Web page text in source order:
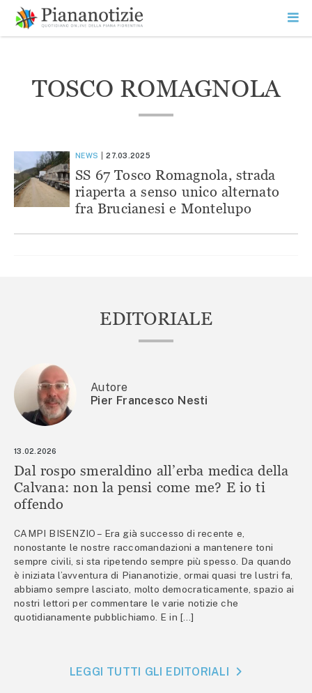
contenuto
SEARCH
TOSCO ROMAGNOLA
NEWS 27.03.2025
SS 67 Tosco Romagnola, strada
riaperta a senso unico alternato
fra Brucianesi e Montelupo
EDITORIALE
Autore
Pier Francesco Nesti
13.02.2026
Dal rospo smeraldino all’erba medica della
Calvana: non la pensi come me? E io ti
offendo
CAMPI BISENZIO – Era già successo di recente e,
nonostante le nostre raccomandazioni a mantenere toni
sempre civili, si sta ripetendo sempre più spesso. Da quando
è iniziata l’avventura di Piananotizie, ormai quasi tre lustri fa,
abbiamo sempre lasciato, molto democraticamente, spazio ai
nostri lettori per commentare le varie notizie che
quotidianamente pubblichiamo. E in […]
LEGGI TUTTI GLI EDITORIALI